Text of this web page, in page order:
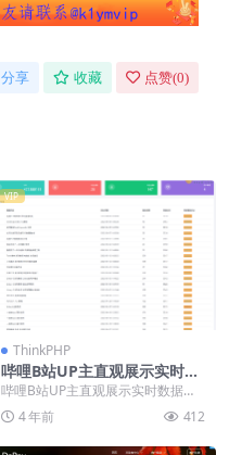
分享 收藏 点赞(0)
VIP
ThinkPHP
哔哩B站UP主直观展示实时数
据源码分享b站Up主实时信息
获取展示PHP源码
哔哩B站UP主直观展示实时数据源
码分享b站Up主实时信息获取展示P
HP源码 功能...
4 年前 412